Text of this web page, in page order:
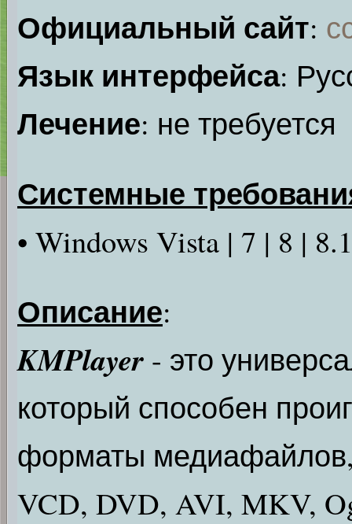
Официальный сайт:
Язык интерфейса:
Лечение: не требуется
Системные
• Windows Vista | 7 | 8 |
Описание:
KMPlayer - это
который способен
форматы
VCD, DVD, AVI, MKV,